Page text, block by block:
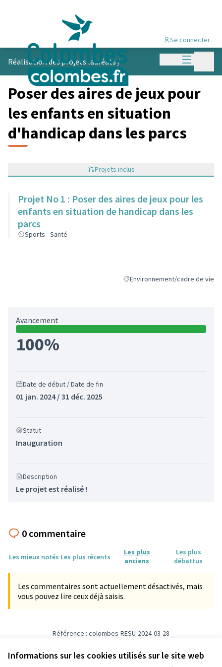
Informations sur les cookies utilisés sur le site web
Menu
Se connecter
Réalisation des projets lauréats /
Poser des aires de jeux pour
les enfants en situation
d'handicap dans les parcs
Projets inclus
Projet No 1 : Poser des aires de jeux pour les
enfants en situation de handicap dans les
parcs
Sports - Santé
Filtrer les résultats de la
Environnement/cadre de vie
Avancement
100%
Date de début / Date de fin
01 jan. 2024 / 31 déc. 2025
Statut
Inauguration
Description
Le projet est réalisé !
0 commentaire
Les mieux notés Les plus récents
Les plus
anciens
Les plus
débattus
Les commentaires sont actuellement désactivés, mais
vous pouvez lire ceux déjà saisis.
Référence : colombes-RESU-2024-03-28